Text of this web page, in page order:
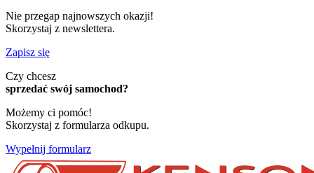
Nie przegap najnowszych okazji!
Skorzystaj z newslettera.
Zapisz się
Czy chcesz
sprzedać swój samochod?
Możemy ci pomóc!
Skorzystaj z formularza odkupu.
Wypełnij formularz